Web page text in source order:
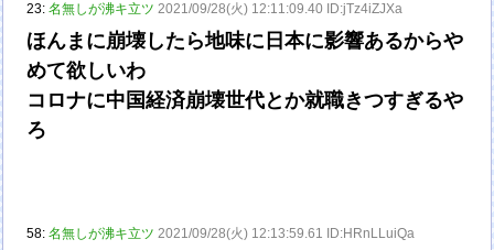
23:名無しが沸キ立ツ 2021/09/28(火) 12:11:09.40 ID:jTz4iZJXa
ほんまに崩壊したら地味に日本に影響あるからや
めて欲しいわ
コロナに中国経済崩壊世代とか就職きつすぎるや
ろ
58:名無しが沸キ立ツ 2021/09/28(火) 12:13:59.61 ID:HRnLLuiQa